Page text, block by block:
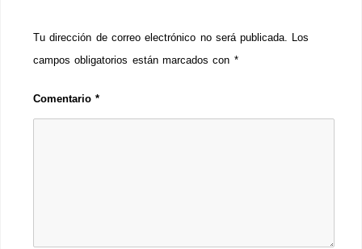
Tu dirección de correo electrónico no será publicada.
Los
campos obligatorios están marcados con *
Comentario*